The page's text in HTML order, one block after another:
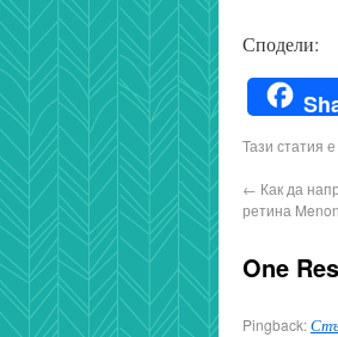
Сподели:
Тази статия
← Как да
ретина
One
Pingback: